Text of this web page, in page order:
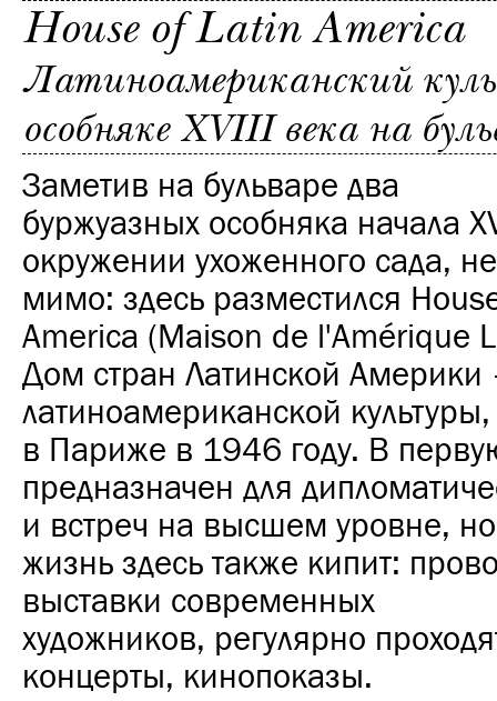
House of Latin America
Латиноамериканский
особняке XVIII века на
Заметив на бульваре два
буржуазных особняка начала
окружении ухоженного сада,
мимо: здесь разместился
America (Maison de l'Amérique
Дом стран Латинской Америки
латиноамериканской
в Париже в 1946 году. В
предназначен для
и встреч на высшем уровне, но
жизнь здесь также кипит:
выставки современных
художников, регулярно
концерты, кинопоказы.